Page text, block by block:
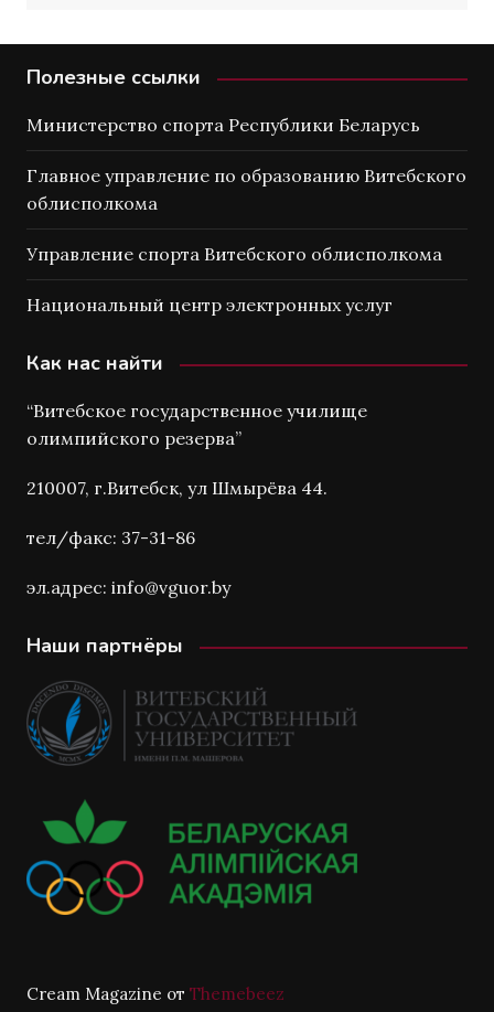
Полезные ссылки
Министерство спорта Республики Беларусь
Главное управление по образованию Витебского
облисполкома
Управление спорта Витебского облисполкома
Национальный центр электронных услуг
Как нас найти
“Витебское государственное училище
олимпийского резерва”
210007, г.Витебск, ул Шмырёва 44.
тел/факс: 37-31-86
эл.адрес: info@vguor.by
Наши партнёры
Cream Magazine от Themebeez